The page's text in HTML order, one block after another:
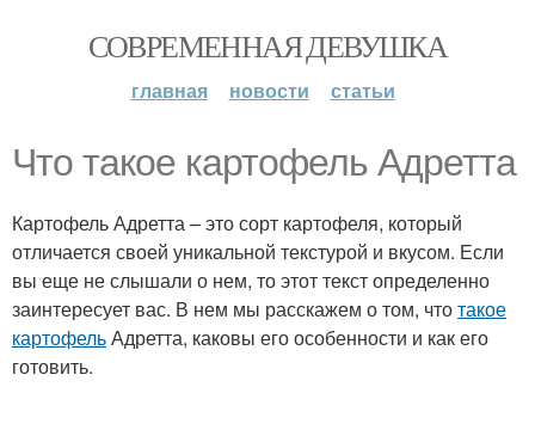
СОВРЕМЕННАЯ ДЕВУШКА
главная новости статьи
Что такое картофель Адретта
Картофель Адретта – это сорт картофеля, который
отличается своей уникальной текстурой и вкусом. Если
вы еще не слышали о нем, то этот текст определенно
заинтересует вас. В нем мы расскажем о том, чтотакое
картофельАдретта, каковы его особенности и как его
готовить.